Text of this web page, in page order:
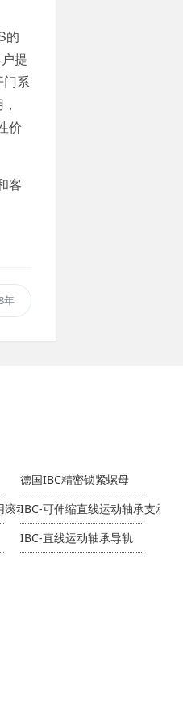
的
提
门系
价
客
年
德国IBC精密锁紧螺母
滚动轴承
IBC-可伸缩直线运动轴承支承导轨
IBC-直线运动轴承导轨